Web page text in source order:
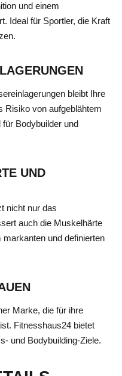
und einem
Ideal für Sportler, die Kraft
bleibt Ihre
Risiko von aufgeblähtem
Bodybuilder und
UND
nicht nur das
auch die Muskelhärte
und definierten
Marke, die für ihre
Fitnesshaus24 bietet
und Bodybuilding-Ziele.